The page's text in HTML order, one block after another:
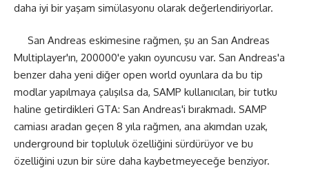
daha iyi bir yaşam simülasyonu olarak değerlendiriyorlar.
San Andreas eskimesine rağmen, şu an San Andreas
Multiplayer'ın, 200000'e yakın oyuncusu var. San Andreas'a
benzer daha yeni diğer open world oyunlara da bu tip
modlar yapılmaya çalışılsa da, SAMP kullanıcıları, bir tutku
haline getirdikleri GTA: San Andreas'i bırakmadı. SAMP
camiası aradan geçen 8 yıla rağmen, ana akımdan uzak,
underground bir topluluk özelliğini sürdürüyor ve bu
özelliğini uzun bir süre daha kaybetmeyeceğe benziyor.